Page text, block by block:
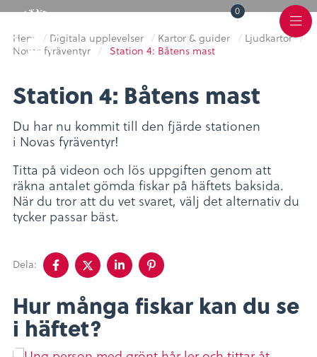
Varukorg
0 Toggle
Scheme
Meny
Hem / Digitala upplevelser / Kartor & guider / Ljudkartor /
Novas fyräventyr / Station 4: Båtens mast
Station 4: Båtens mast
Du har nu kommit till den fjärde stationen
i Novas fyräventyr!
Titta på videon och lös uppgiften genom att
räkna antalet gömda fiskar på häftets baksida.
När du tror att du vet svaret, välj det alternativ du
tycker passar bäst.
Dela:
Dela
på
facebook
Dela
på
twitter
Dela
på
linkedin
på
Hur många fiskar kan du se
i häftet?